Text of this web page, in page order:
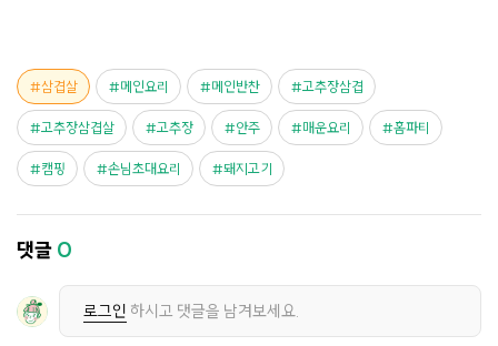
삼겹살 메인요리 메인반찬 고추장삼겹
고추장삼겹살 고추장 안주 매운요리 홈파티
캠핑 손님초대요리 돼지고기
댓글 0
로그인 하시고 댓글을 남겨보세요.